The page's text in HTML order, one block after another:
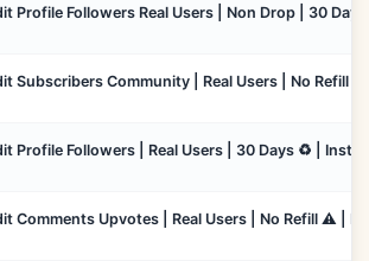
Profile Followers Real Users | Non Drop | 30
Subscribers Community | Real Users | No Refill
Profile Followers | Real Users | 30 Days ♻️ |
Comments Upvotes | Real Users | No Refill ⚠️ |